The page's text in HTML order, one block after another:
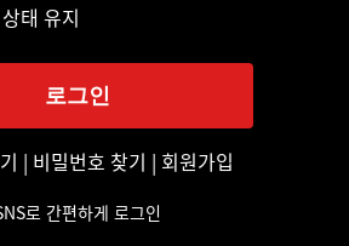
태 유지
| 비밀번호 찾기 | 회원가입
로 간편하게 로그인